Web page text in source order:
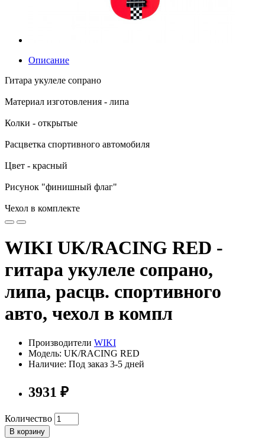
Описание
Гитара укулеле сопрано
Материал изготовления - липа
Колки - открытые
Расцветка спортивного автомобиля
Цвет - красный
Рисунок "финишный флаг"
Чехол в комплекте
WIKI UK/RACING RED -
гитара укулеле сопрано,
липа, расцв. спортивного
авто, чехол в компл
Производители WIKI
Модель: UK/RACING RED
Наличие: Под заказ 3-5 дней
3931 ₽
Количество
В корзину